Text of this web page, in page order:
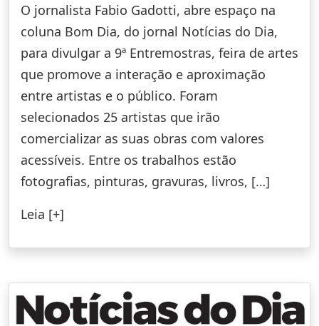
O jornalista Fabio Gadotti, abre espaço na
coluna Bom Dia, do jornal Notícias do Dia,
para divulgar a 9ª Entremostras, feira de artes
que promove a interação e aproximação
entre artistas e o público. Foram
selecionados 25 artistas que irão
comercializar as suas obras com valores
acessíveis. Entre os trabalhos estão
fotografias, pinturas, gravuras, livros, […]
Leia [+]